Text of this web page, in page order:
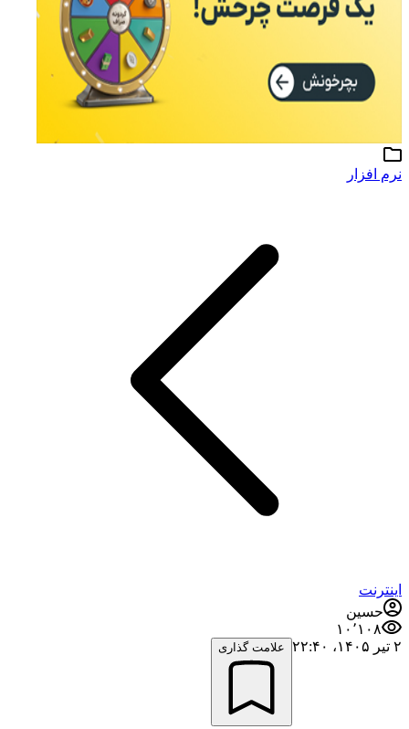
نرم افزار
اینترنت
حسین
۱۰٬۱۰۸
۲ تیر ۱۴۰۵،‏ ۲۲:۴۰
علامت گذاری